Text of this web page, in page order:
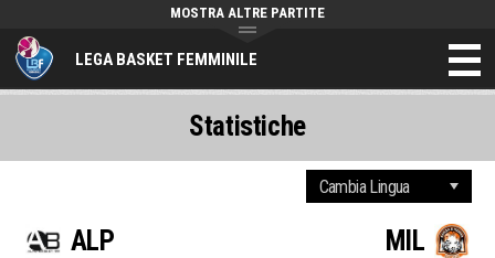
LEGA BASKET FEMMINILE
MOSTRA ALTRE PARTITE
ALP MIL
Statistiche